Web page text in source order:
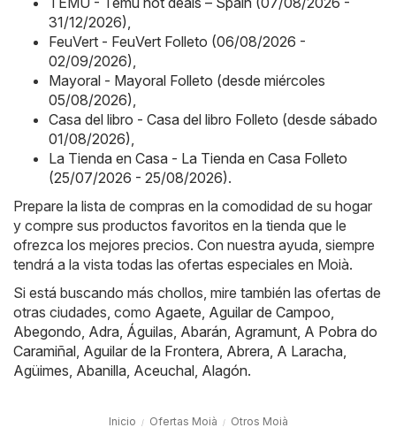
31/12/2026),
FeuVert - FeuVert Folleto (06/08/2026 -
02/09/2026),
Mayoral - Mayoral Folleto (desde miércoles
05/08/2026),
Casa del libro - Casa del libro Folleto (desde sábado
01/08/2026),
La Tienda en Casa - La Tienda en Casa Folleto
(25/07/2026 - 25/08/2026).
Prepare la lista de compras en la comodidad de su hogar
y compre sus productos favoritos en la tienda que le
ofrezca los mejores precios. Con nuestra ayuda, siempre
tendrá a la vista todas las ofertas especiales en Moià.
Si está buscando más chollos, mire también las ofertas de
otras ciudades, como Agaete, Aguilar de Campoo,
Abegondo, Adra, Águilas, Abarán, Agramunt, A Pobra do
Caramiñal, Aguilar de la Frontera, Abrera, A Laracha,
Agüimes, Abanilla, Aceuchal, Alagón.
Inicio Ofertas Moià Otros Moià